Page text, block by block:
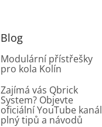
Blog
Modulární přístřešky
pro kola Kolín
Zajímá vás Qbrick
System? Objevte
oficiální YouTube kanál
plný tipů a návodů